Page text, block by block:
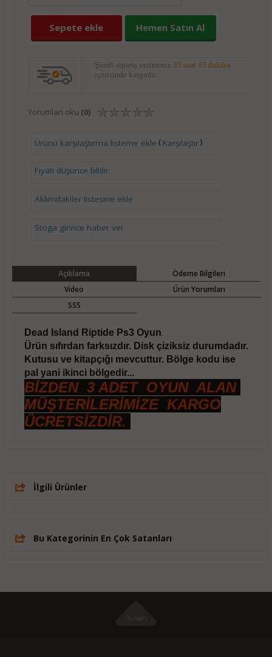
Sepete ekle Hemen Satın Al
Şimdi sipariş verirseniz 33 saat 13 dakika
içerisinde kargoda.
Yorumları oku (0)
Ürünü karşılaştırma listeme ekle ( Karşılaştır)
Fiyatı düşünce bildir
Aklımdakiler listesine ekle
Stoga girince haber ver
Açıklama
Ödeme Bilgileri
Video
Ürün Yorumları
SSS
Dead Island Riptide Ps3 Oyun.
Ürün sıfırdan farksızdır. Disk çiziksiz durumdadır.
Kutusu ve kitapçığı mevcuttur. Bölge kodu ise
pal yani ikinci bölgedir...
BİZDEN 3 ADET OYUN ALAN
MÜŞTERİLERİMİZE KARGO
ÜCRETSİZDİR.
İlgili Ürünler
Bu Kategorinin En Çok Satanları